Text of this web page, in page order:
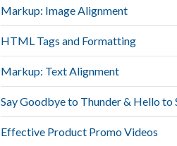
Markup: Image Alignment
HTML Tags and Formatting
Markup: Text Alignment
Say Goodbye to Thunder & Hello to
Effective Product Promo Videos